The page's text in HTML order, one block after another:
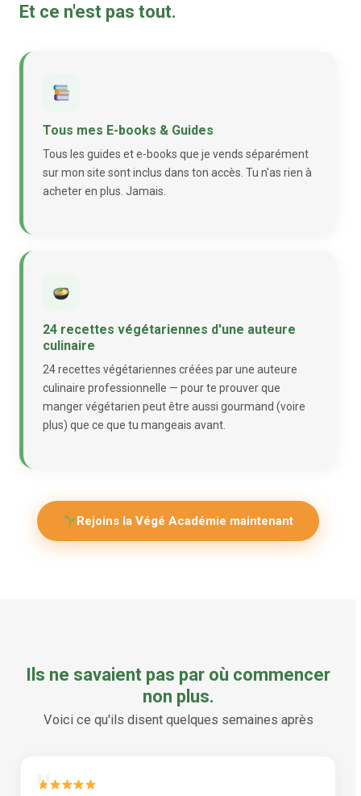
Et ce n'est pas tout.
Tous mes E-books & Guides
Tous les guides et e-books que je vends séparément
sur mon site sont inclus dans ton accès. Tu n'as rien à
acheter en plus. Jamais.
24 recettes végétariennes d'une auteure
culinaire
24 recettes végétariennes créées par une auteure
culinaire professionnelle — pour te prouver que
manger végétarien peut être aussi gourmand (voire
plus) que ce que tu mangeais avant.
Rejoins la Végé Académie maintenant
Ils ne savaient pas par où commencer
non plus.
Voici ce qu'ils disent quelques semaines après